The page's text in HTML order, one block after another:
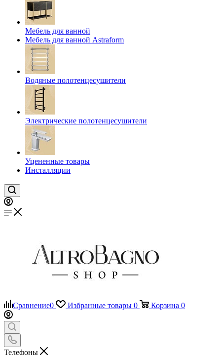
Мебель для ванной
Мебель для ванной Astraform
Водяные полотенцесушители
Электрические полотенцесушители
Уцененные товары
Инсталляции
Сравнение0 Избранные товары 0 Корзина 0
Телефоны